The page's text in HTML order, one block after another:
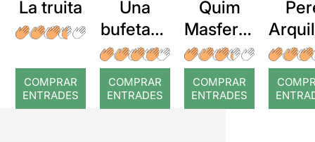
La truita
COMPRAR
ENTRADES
Una
bufetada
a temps
COMPRAR
ENTRADES
Quim
Masferre
r: Temps
COMPRAR
ENTRADES
: